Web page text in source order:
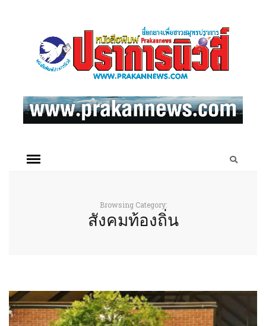
Browsing Category:
สังคมท้องถิ่น